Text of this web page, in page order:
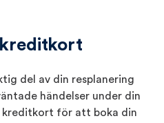
del av din resplanering
händelser under din
kreditkort för att boka din